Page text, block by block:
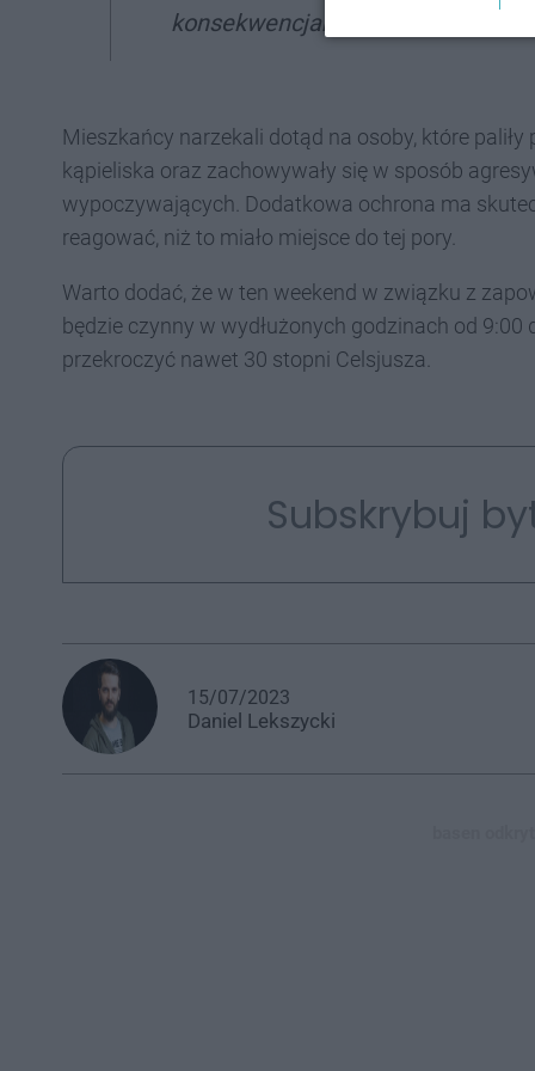
konsekwencjami - dodał.
Mieszkańcy narzekali dotąd na osoby, które
kąpieliska oraz zachowywały się w sposób
wypoczywających. Dodatkowa ochrona ma
reagować, niż to miało miejsce do tej pory.
Warto dodać, że w ten weekend w związku z
będzie czynny w wydłużonych godzinach od
przekroczyć nawet 30 stopni Celsjusza.
Subskrybuj
15/07/2023
Daniel Lekszycki